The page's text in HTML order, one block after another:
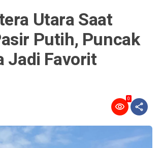
Utara Saat
Putih, Puncak
Jadi Favorit
0